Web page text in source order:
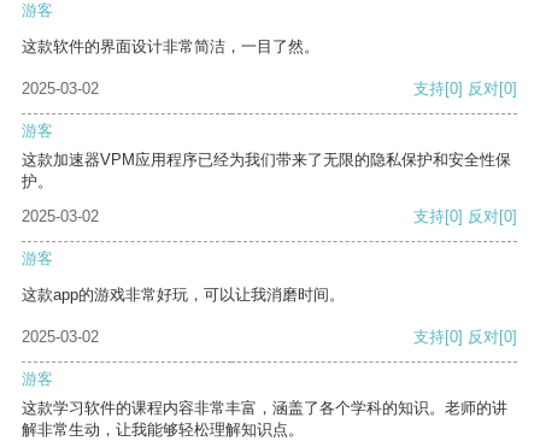
游客
这款软件的界面设计非常简洁，一目了然。
2025-03-02 支持[0] 反对[0]
游客
这款加速器VPM应用程序已经为我们带来了无限的隐私保护和安全性保
护。
2025-03-02
支持[0] 反对[0]
游客
这款app的游戏非常好玩，可以让我消磨时间。
2025-03-02 支持[0] 反对[0]
游客
这款学习软件的课程内容非常丰富，涵盖了各个学科的知识。老师的讲
解非常生动，让我能够轻松理解知识点。